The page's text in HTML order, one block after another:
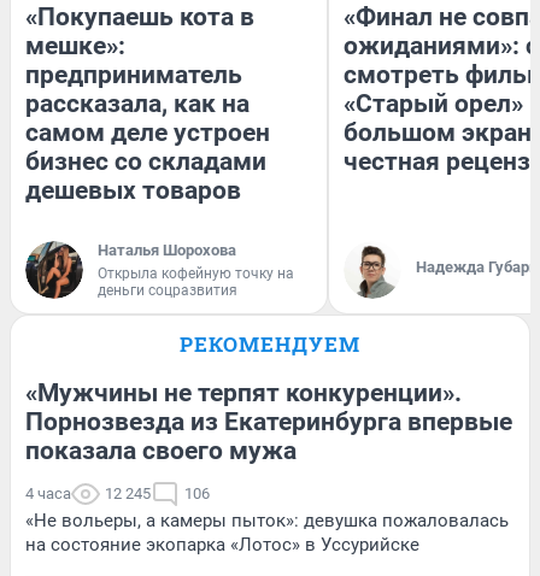
«Покупаешь кота в
мешке»:
предприниматель
рассказала, как на
самом деле устроен
бизнес со складами
дешевых товаров
Наталья Шорохова
Открыла кофейную точку на
деньги соцразвития
«Финал не
ожиданиями»:
смотреть
«Старый орел»
большом
честная
Надежда Губарь
РЕКОМЕНДУЕМ
«Мужчины не терпят конкуренции».
Порнозвезда из Екатеринбурга впервые
показала своего мужа
4 часа 12 245 106
«Не вольеры, а камеры пыток»: девушка пожаловалась
на состояние экопарка «Лотос» в Уссурийске